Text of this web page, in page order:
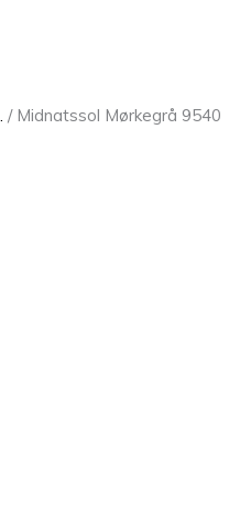
/ Midnatssol Mørkegrå 9540